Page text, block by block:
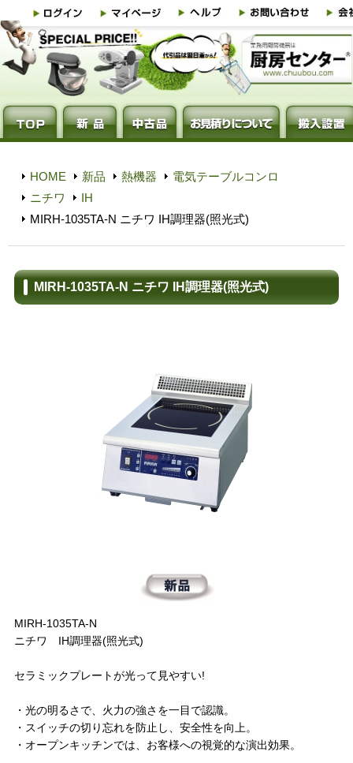
HOME 新品 熱機器
電気テーブルコンロ
ニチワ
IH
MIRH-1035TA-N ニチワ IH調理器(照光式)
MIRH-1035TA-N ニチワ IH調理器(照光式)
MIRH-1035TA-N
ニチワ IH調理器(照光式)
セラミックプレートが光って見やすい!
・光の明るさで、火力の強さを一目で認識。
・スイッチの切り忘れを防止し、安全性を向上。
・オープンキッチンでは、お客様への視覚的な演出効果。